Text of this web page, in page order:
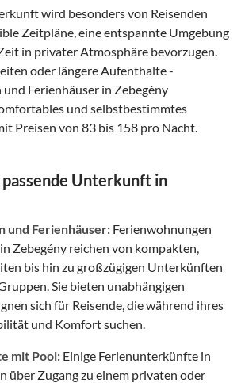
wird besonders von Reisenden
Zeitpläne, eine entspannte Umgebung
in privater Atmosphäre bevorzugen.
oder längere Aufenthalte -
Ferienhäuser in Zebegény
und selbstbestimmtes
Preisen von 83 bis 158 pro Nacht.
passende Unterkunft in
und Ferienhäuser: Ferienwohnungen
Zebegény reichen von kompakten,
bis hin zu großzügigen Unterkünften
Sie bieten unabhängigen
sich für Reisende, die während ihres
und Komfort suchen.
mit Pool: Einige Ferienunterkünfte in
über Zugang zu einem privaten oder